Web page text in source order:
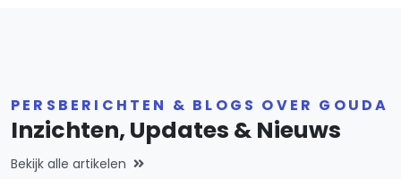
PERSBERICHTEN & BLOGS OVER GOUDA
Inzichten, Updates & Nieuws
Bekijk alle artikelen